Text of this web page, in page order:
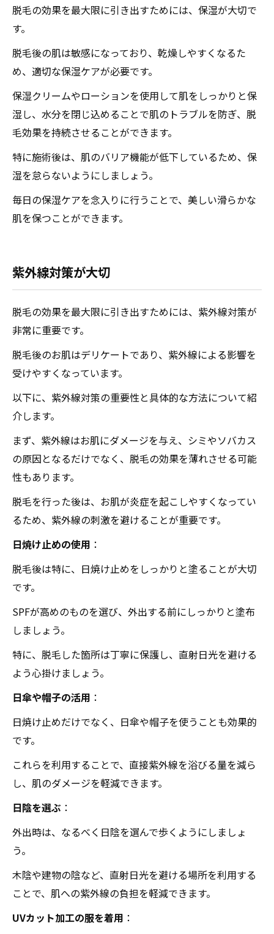
脱毛の効果を最大限に引き出すためには、保湿が大切で
す。
脱毛後の肌は敏感になっており、乾燥しやすくなるた
め、適切な保湿ケアが必要です。
保湿クリームやローションを使用して肌をしっかりと保
湿し、水分を閉じ込めることで肌のトラブルを防ぎ、脱
毛効果を持続させることができます。
特に施術後は、肌のバリア機能が低下しているため、保
湿を怠らないようにしましょう。
毎日の保湿ケアを念入りに行うことで、美しい滑らかな
肌を保つことができます。
紫外線対策が大切
脱毛の効果を最大限に引き出すためには、紫外線対策が
非常に重要です。
脱毛後のお肌はデリケートであり、紫外線による影響を
受けやすくなっています。
以下に、紫外線対策の重要性と具体的な方法について紹
介します。
まず、紫外線はお肌にダメージを与え、シミやソバカス
の原因となるだけでなく、脱毛の効果を薄れさせる可能
性もあります。
脱毛を行った後は、お肌が炎症を起こしやすくなってい
るため、紫外線の刺激を避けることが重要です。
日焼け止めの使用 ：
脱毛後は特に、日焼け止めをしっかりと塗ることが大切
です。
SPFが高めのものを選び、外出する前にしっかりと塗布
しましょう。
特に、脱毛した箇所は丁寧に保護し、直射日光を避ける
よう心掛けましょう。
日傘や帽子の活用 ：
日焼け止めだけでなく、日傘や帽子を使うことも効果的
です。
これらを利用することで、直接紫外線を浴びる量を減ら
し、肌のダメージを軽減できます。
日陰を選ぶ ：
外出時は、なるべく日陰を選んで歩くようにしましょ
う。
木陰や建物の陰など、直射日光を避ける場所を利用する
ことで、肌への紫外線の負担を軽減できます。
UVカット加工の服を着用 ：